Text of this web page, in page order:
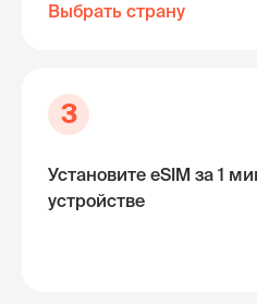
Выбрать страну
3
Установите eSIM за 1
устройстве